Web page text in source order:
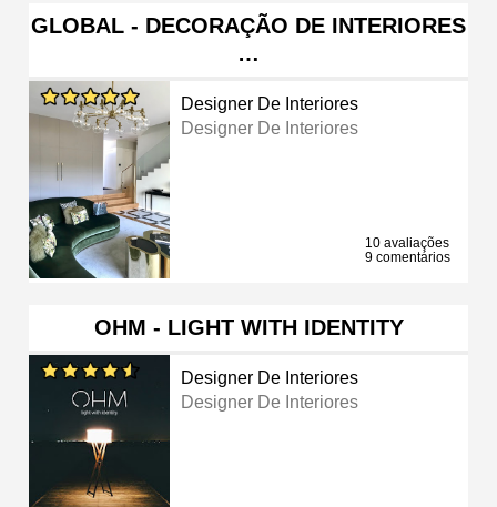
GLOBAL - DECORAÇÃO DE INTERIORES
…
Designer De Interiores
Designer De Interiores
10 avaliações
9 comentários
OHM - LIGHT WITH IDENTITY
Designer De Interiores
Designer De Interiores